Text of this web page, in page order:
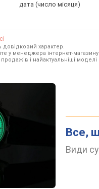
дата (число місяця)
довідковий характер.
у менеджера інтернет-магазину
і найактуальніші моделі
Все,
Види